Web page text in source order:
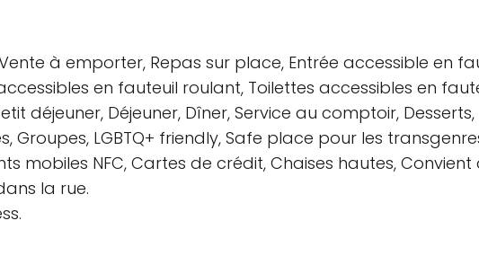
à emporter, Repas sur place, Entrée accessible en
en fauteuil roulant, Toilettes accessibles en
déjeuner, Déjeuner, Dîner, Service au comptoir, Desserts,
LGBTQ+ friendly, Safe place pour les
mobiles NFC, Cartes de crédit, Chaises hautes, Convient
la rue.